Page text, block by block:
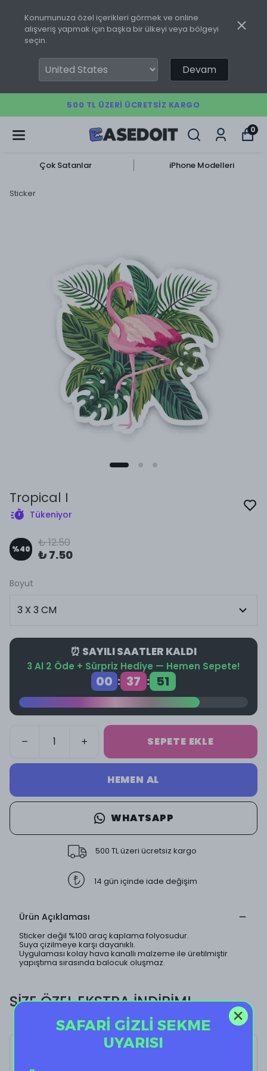
Konumunuza özel içerikleri görmek ve online
alışveriş yapmak için başka bir ülkeyi veya bölgeyi
seçin.
Devam
500 TL ÜZERI ÜCRETSIZ KARGO
0
Çok Satanlar iPhone Modelleri
Sticker
Tropical I
Tükeniyor
%40 ₺ 12.50
₺ 7.50
Boyut
⏰ SAYILI SAATLER KALDI
3 Al 2 Öde + Sürpriz Hediye — Hemen Sepete!
00 : 37 : 50
SEPETE EKLE
HEMEN AL
WHATSAPP
500 TL üzeri ücretsiz kargo
14 gün içinde iade değişim
Ürün Açıklaması
Sticker değil %100 araç kaplama folyosudur.
Suya çizilmeye karşı dayanıklı.
Uygulaması kolay hava kanallı malzeme ile üretilmiştir
yapıştıma sırasında balocuk oluşmaz.
SİZE ÖZEL EKSTRA İNDİRİM!
SAFARİ GİZLİ SEKME
UYARISI